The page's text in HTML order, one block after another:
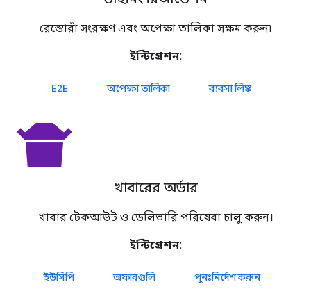
রেস্তোরাঁ সংরক্ষণ এবং অপেক্ষা তালিকা সক্ষম করুন৷
ইন্টিগ্রেশন:
E2E অপেক্ষা তালিকা ব্যবসা লিঙ্ক
takeout_dining
খাবারের অর্ডার
খাবার টেকআউট ও ডেলিভারি পরিষেবা চালু করুন।
ইন্টিগ্রেশন:
ইউসিপি অফারগুলি পুনঃনির্দেশ করুন